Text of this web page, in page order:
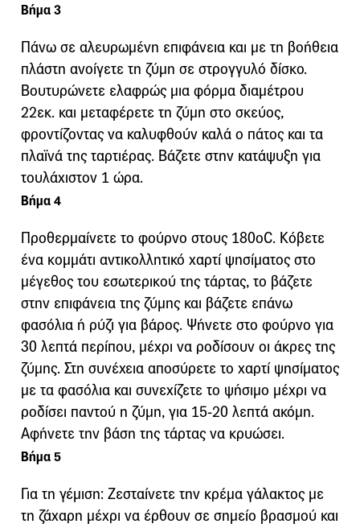
Βήμα 3
Πάνω σε αλευρωμένη επιφάνεια και με τη βοήθεια
πλάστη ανοίγετε τη ζύμη σε στρογγυλό δίσκο.
Βουτυρώνετε ελαφρώς μια φόρμα διαμέτρου
22εκ. και μεταφέρετε τη ζύμη στο σκεύος,
φροντίζοντας να καλυφθούν καλά ο πάτος και τα
πλαϊνά της ταρτιέρας. Βάζετε στην κατάψυξη για
τουλάχιστον 1 ώρα.
Βήμα 4
Προθερμαίνετε το φούρνο στους 180οC. Κόβετε
ένα κομμάτι αντικολλητικό χαρτί ψησίματος στο
μέγεθος του εσωτερικού της τάρτας, το βάζετε
στην επιφάνεια της ζύμης και βάζετε επάνω
φασόλια ή ρύζι για βάρος. Ψήνετε στο φούρνο για
30 λεπτά περίπου, μέχρι να ροδίσουν οι άκρες της
ζύμης. Στη συνέχεια αποσύρετε το χαρτί ψησίματος
με τα φασόλια και συνεχίζετε το ψήσιμο μέχρι να
ροδίσει παντού η ζύμη, για 15-20 λεπτά ακόμη.
Αφήνετε την βάση της τάρτας να κρυώσει.
Βήμα 5
Για τη γέμιση: Ζεσταίνετε την κρέμα γάλακτος με
τη ζάχαρη μέχρι να έρθουν σε σημείο βρασμού και